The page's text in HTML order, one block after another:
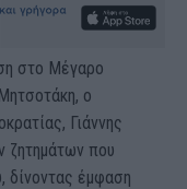
στο Μέγαρο
ο
Γιάννης
ζητημάτων που
δίνοντας έμφαση